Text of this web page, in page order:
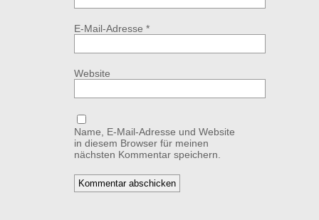
E-Mail-Adresse *
Website
Name, E-Mail-Adresse und Website
in diesem Browser für meinen
nächsten Kommentar speichern.